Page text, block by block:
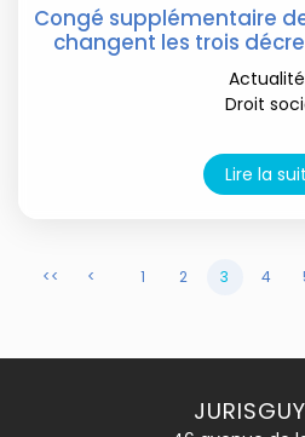
Congé supplémentaire
changent les trois
Droit
Lire la
<< < 1 2 3 4